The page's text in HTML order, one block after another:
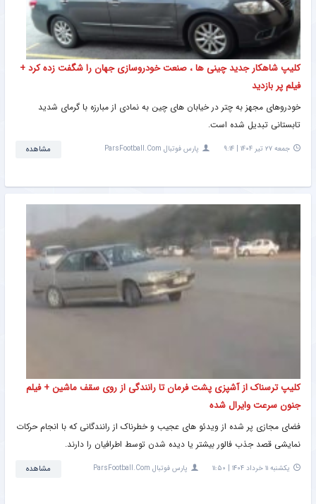
کلیپ شاهکار جدید چینی ها ، صنعت خودروسازی جهان را شگفت زده کرد +
فیلم پر بازدید
خودروهای مجهز به چتر در خیابان‌ های چین به نمادی از مبارزه با گرمای شدید
تابستانی تبدیل شده‌ است.
جمعه ۲۷ تیر ۱۴۰۴ | ۹:۱۴ پارس فوتبال ParsFootball.Com مشاهده
کلیپ ترسناک از آشپزی پشت فرمان تا رانندگی از روی سقف ماشین + فیلم
جنون سرعت وایرال شده
فضای مجازی پر شده از ویدئو های عجیب و خطرناک از رانندگانی که با انجام حرکات
نمایشی قصد جذب فالور بیشتر یا دیده شدن توسط اطرافیان را دارند.
یکشنبه ۱۱ خرداد ۱۴۰۴ | ۱۱:۵۰ پارس فوتبال ParsFootball.Com مشاهده